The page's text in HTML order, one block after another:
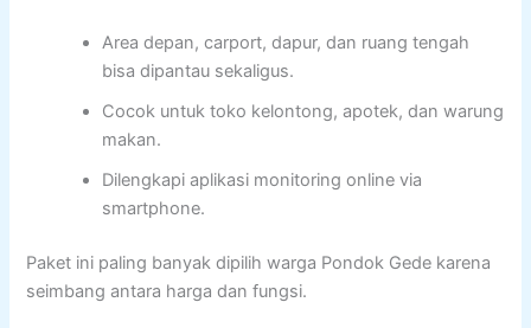
Area depan, carport, dapur, dan ruang tengah
bisa dipantau sekaligus.
Cocok untuk toko kelontong, apotek, dan warung
makan.
Dilengkapi aplikasi monitoring online via
smartphone.
Paket ini paling banyak dipilih warga Pondok Gede karena
seimbang antara harga dan fungsi.